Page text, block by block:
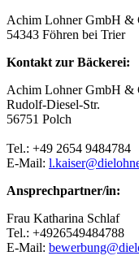
Achim Lohner GmbH &
54343 Föhren bei Trier
Kontakt zur Bäckerei:
Achim Lohner GmbH &
Rudolf-Diesel-Str.
56751 Polch
Tel.: +49 2654 9484784
E-Mail:
Ansprechpartner/in:
Frau Katharina Schlaf
Tel.: +4926549484788
E-Mail: